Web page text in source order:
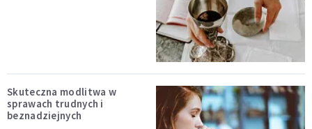
Skuteczna modlitwa w
sprawach trudnych i
beznadziejnych